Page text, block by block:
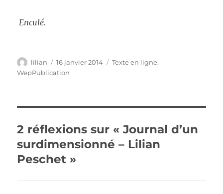
Enculé.
Auteur
lilian
Publié
le
16 janvier 2014 Catégories
Texte en ligne,
WepPublication
2 réflexions sur « Journal d’un
surdimensionné – Lilian
Peschet »